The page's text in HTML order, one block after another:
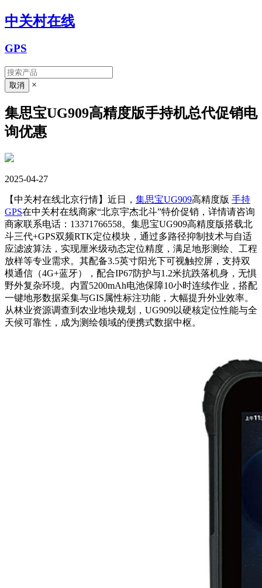
中关村在线
GPS
×
集思宝UG909高精度版手持机总代促销电
询优惠
2025-04-27
【中关村在线北京行情】近日， 集思宝UG909高精度版 手持
GPS在中关村在线商家“北京宇杰北斗”特价促销，详情请咨询
商家联系电话：13371766558。集思宝UG909高精度版搭载北
斗三代+GPS双频RTK定位模块，通过多路径抑制技术与自适
应滤波算法，实现厘米级动态定位精度，满足地形测绘、工程
放样等专业需求。其配备3.5英寸阳光下可视触控屏，支持双
模通信（4G+蓝牙），配合IP67防护与1.2米抗跌落机身，无惧
野外复杂环境。内置5200mAh电池保障10小时连续作业，搭配
一键地形数据采集与GIS属性标注功能，大幅提升外业效率。
从林业资源调查到农业地块规划，UG909以硬核定位性能与全
天候可靠性，成为测绘领域的便携式数据中枢。